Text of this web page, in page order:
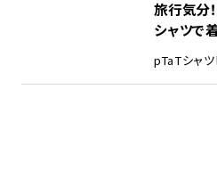
旅行気分
シャツで
pTaTシャツ